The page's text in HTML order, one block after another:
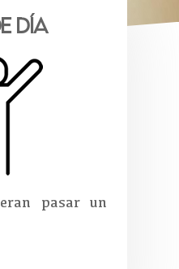
DÍA
pasar un